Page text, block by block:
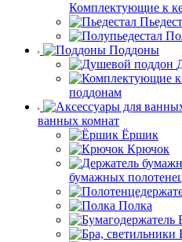
Комплектующие к
Поддоны
поддонам
ванных комнат
Ёршик
Крючок
бумажных
Полка